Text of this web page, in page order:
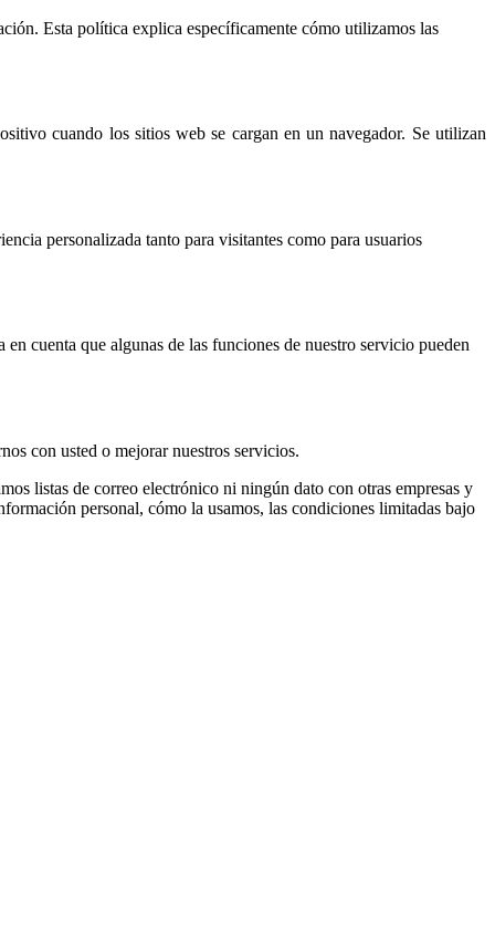
Esta política explica específicamente cómo utilizamos las
cuando los sitios web se cargan en un navegador. Se utilizan
personalizada tanto para visitantes como para usuarios
cuenta que algunas de las funciones de nuestro servicio pueden
con usted o mejorar nuestros servicios.
listas de correo electrónico ni ningún dato con otras empresas y
personal, cómo la usamos, las condiciones limitadas bajo